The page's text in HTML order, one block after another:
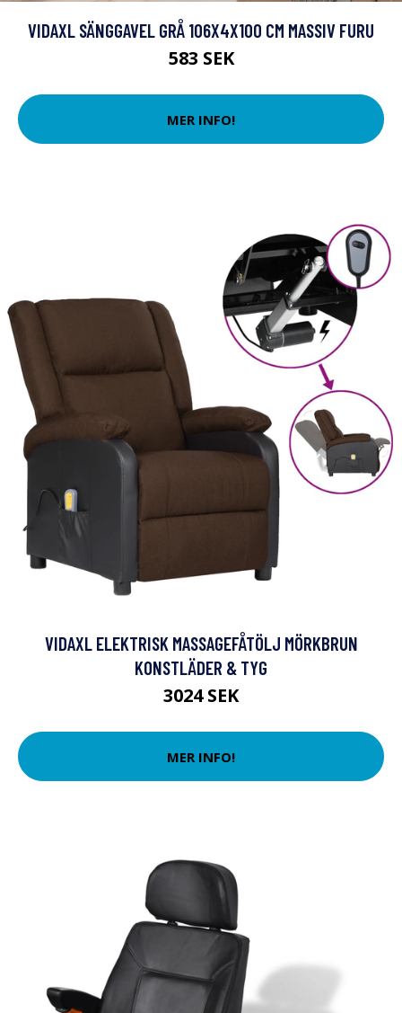
VIDAXL SÄNGGAVEL GRÅ 106X4X100 CM MASSIV FURU
583 SEK
MER INFO!
VIDAXL ELEKTRISK MASSAGEFÅTÖLJ MÖRKBRUN
KONSTLÄDER & TYG
3024 SEK
MER INFO!